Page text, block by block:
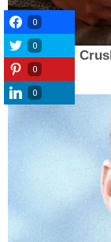
0
0
0
0